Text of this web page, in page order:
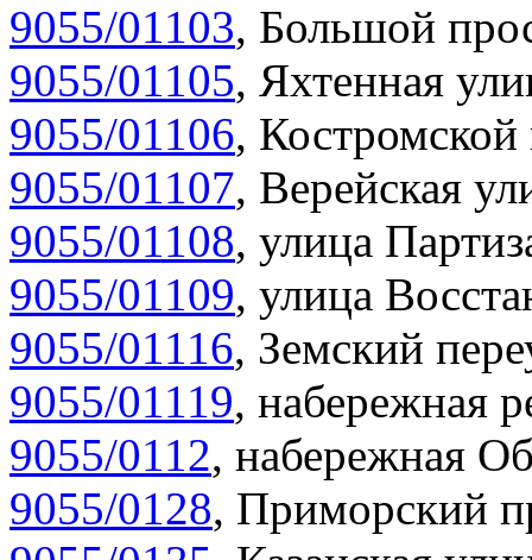
9055/01103, Большой
9055/01105, Яхтенная
9055/01106, Костромской
9055/01107, Верейская
9055/01108, улица
9055/01109, улица
9055/01116, Земский
9055/01119, набережная
9055/0112, набережная
9055/0128, Приморский